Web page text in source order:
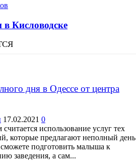
Кисловодске
дня в Одессе от центра
17.02.2021 0
использование услуг тех
которые предлагают неполный день
подготовить малыша к
заведения, а сам...